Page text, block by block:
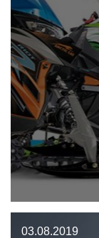
03.08.2019